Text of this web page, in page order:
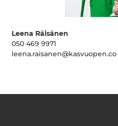
Leena Räisänen
050 469 9971
leena.raisanen@kasvuopen.co